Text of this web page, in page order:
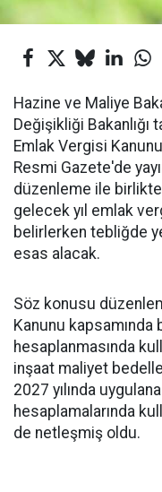
Hazine ve Maliye
Değişikliği Bakanlığı
Emlak Vergisi
Resmi Gazete'de
düzenleme ile
gelecek yıl emlak
belirlerken tebliğde
esas alacak.
Söz konusu
Kanunu
hesaplanmasında
inşaat maliyet
2027 yılında
hesaplamalarında
de netleşmiş oldu.